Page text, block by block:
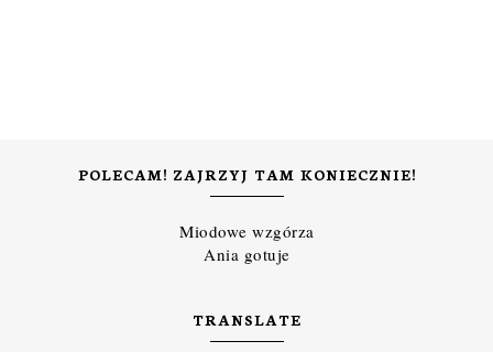
POLECAM! ZAJRZYJ TAM KONIECZNIE!
Miodowe wzgórza
Ania gotuje
TRANSLATE